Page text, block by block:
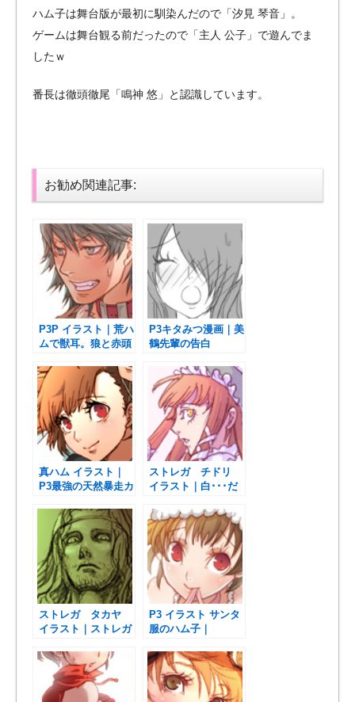
ハム子は舞台版が最初に馴染んだので「汐見 琴音」。
ゲームは舞台観る前だったので「主人 公子」で遊んでま
したｗ
番長は徹頭徹尾「鳴神 悠」と認識しています。
お勧め関連記事:
P3P イラスト｜荒ハ
ムで獣耳。狼と赤頭
P3キタみつ漫画｜美
鶴先輩の告白
真ハム イラスト｜
P3最強の天然暴走カ
ストレガ チドリ
イラスト｜白･･･だ
ストレガ タカヤ
イラスト｜ストレガ
P3 イラスト サンタ
服のハム子｜